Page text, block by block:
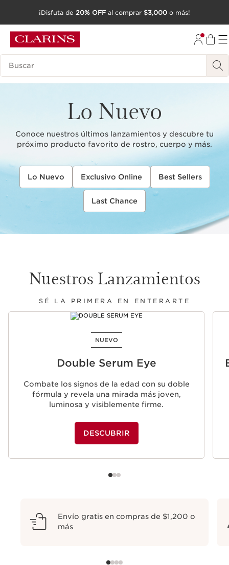
IR AL PIE DE PÁGINA
¡Disfuta de 20% OFF al comprar $3,000 o más!
Buscar
Lo Nuevo
Conoce nuestros últimos lanzamientos y descubre tu
próximo producto favorito de rostro, cuerpo y más.
Lo Nuevo Exclusivo Online Best Sellers
Last Chance
Nuestros Lanzamientos
SÉ LA PRIMERA EN ENTERARTE
NUEVO
Double Serum Eye
Combate los signos de la edad con su doble
fórmula y revela una mirada más joven,
luminosa y visiblemente firme.
DESCUBRIR
Envío gratis en compras de $1,200 o
más